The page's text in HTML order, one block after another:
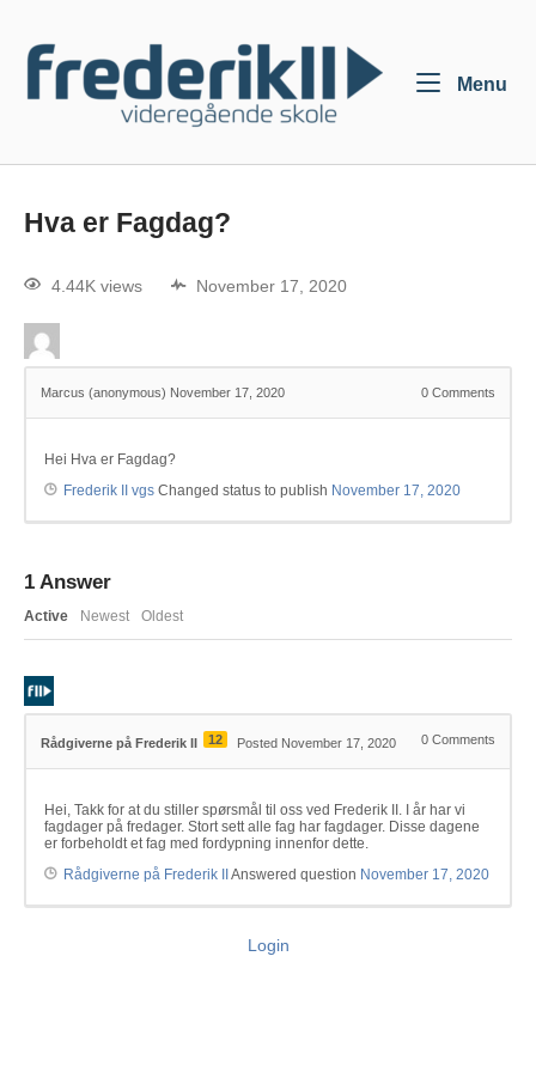
Menu
Hva er Fagdag?
4.44K views November 17, 2020
Marcus (anonymous) November 17, 2020 0 Comments
Hei Hva er Fagdag?
Frederik II vgs Changed status to publish November 17, 2020
1 Answer
Active Newest Oldest
Rådgiverne på Frederik II 12 Posted November 17, 2020 0 Comments
Hei, Takk for at du stiller spørsmål til oss ved Frederik II. I år har vi
fagdager på fredager. Stort sett alle fag har fagdager. Disse dagene
er forbeholdt et fag med fordypning innenfor dette.
Rådgiverne på Frederik II
Answered question November 17, 2020
Login